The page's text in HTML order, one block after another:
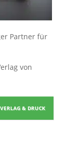
Partner für
von
& DRUCK